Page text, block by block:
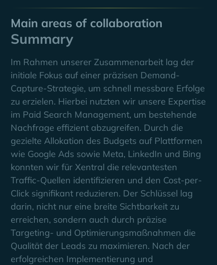
Main areas of collaboration
Summary
Im Rahmen unserer Zusammenarbeit lag der
initiale Fokus auf einer präzisen Demand-
Capture-Strategie, um schnell messbare Erfolge
zu erzielen. Hierbei nutzten wir unsere Expertise
im Paid Search Management, um bestehende
Nachfrage effizient abzugreifen. Durch die
gezielte Allokation des Budgets auf Plattformen
wie Google Ads sowie Meta, LinkedIn und Bing
konnten wir für Xentral die relevantesten
Traffic-Quellen identifizieren und den Cost-per-
Click signifikant reduzieren. Der Schlüssel lag
darin, nicht nur eine breite Sichtbarkeit zu
erreichen, sondern auch durch präzise
Targeting- und Optimierungsmaßnahmen die
Qualität der Leads zu maximieren. Nach der
erfolgreichen Implementierung und